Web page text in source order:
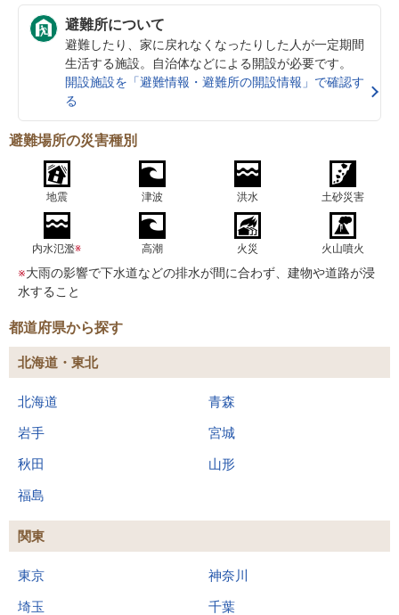
避難所について
避難したり、家に戻れなくなったりした人が一定期間
生活する施設。自治体などによる開設が必要です。
開設施設を「避難情報・避難所の開設情報」で確認す
る
避難場所の災害種別
地震 津波 洪水 土砂災害
内水氾濫※ 高潮 火災 火山噴火
※大雨の影響で下水道などの排水が間に合わず、建物や道路が浸
水すること
都道府県から探す
北海道・東北
北海道 青森
岩手 宮城
秋田 山形
福島
関東
東京 神奈川
埼玉 千葉